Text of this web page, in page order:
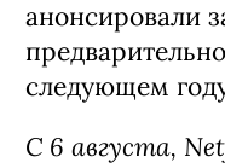
анонсировали
следующем
С 6 августа,